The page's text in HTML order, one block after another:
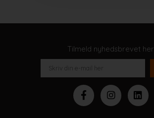
Tilmeld nyhedsbrevet her